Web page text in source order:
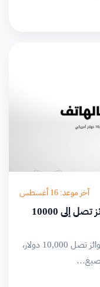
آخر موعد: 16 أغسطس
مسابقة هواوي للتصوير بالهاتف بجوائز تصل إلى 10000
مسابقة هواوي XMAGE 2026: 9 فئات، جوائز تصل 10,000 دولار،